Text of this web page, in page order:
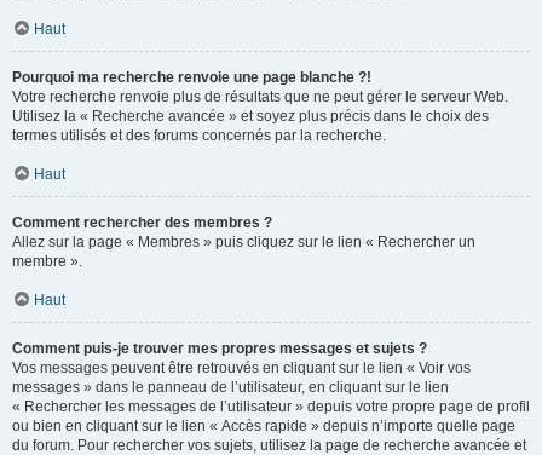
Haut
Pourquoi ma recherche renvoie une page blanche ?!
Votre recherche renvoie plus de résultats que ne peut gérer le serveur Web.
Utilisez la « Recherche avancée » et soyez plus précis dans le choix des
termes utilisés et des forums concernés par la recherche.
Haut
Comment rechercher des membres ?
Allez sur la page « Membres » puis cliquez sur le lien « Rechercher un
membre ».
Haut
Comment puis-je trouver mes propres messages et sujets ?
Vos messages peuvent être retrouvés en cliquant sur le lien « Voir vos
messages » dans le panneau de l’utilisateur, en cliquant sur le lien
« Rechercher les messages de l’utilisateur » depuis votre propre page de profil
ou bien en cliquant sur le lien « Accès rapide » depuis n’importe quelle page
du forum. Pour rechercher vos sujets, utilisez la page de recherche avancée et